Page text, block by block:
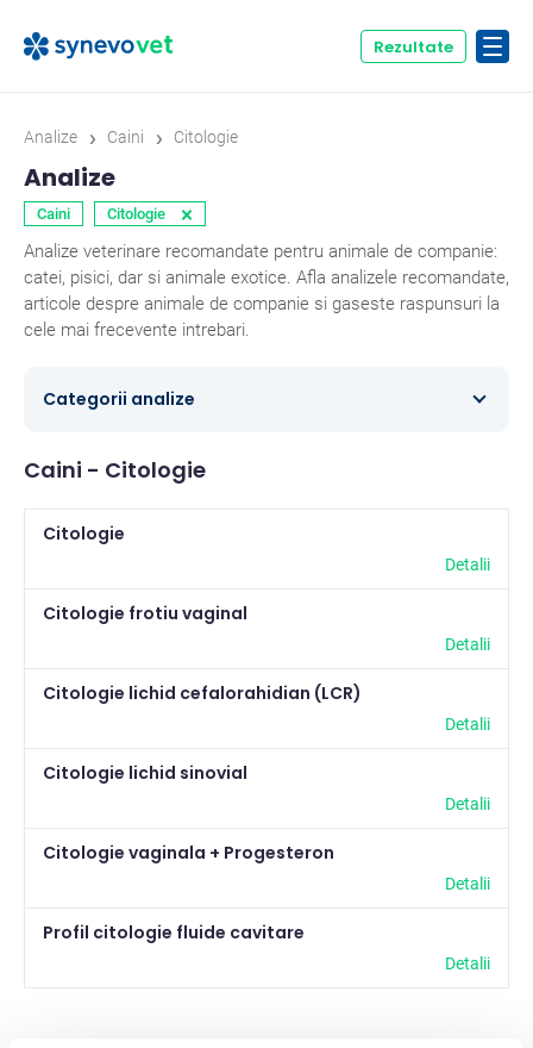
Rezultate
Analize › Caini › Citologie
Analize
Caini Citologie ×
Analize veterinare recomandate pentru animale de companie:
catei, pisici, dar si animale exotice. Afla analizele recomandate,
articole despre animale de companie si gaseste raspunsuri la
cele mai frecevente intrebari.
Categorii analize
Alergologie
35
Citologie
Genetica
Boli ereditare
4
Hematologie
14
Imunologie
5
Caini - Citologie
Citologie
Detalii
Citologie frotiu vaginal
Detalii
Citologie lichid cefalorahidian (LCR)
Detalii
Citologie lichid sinovial
Detalii
Citologie vaginala + Progesteron
Detalii
Profil citologie fluide cavitare
Detalii